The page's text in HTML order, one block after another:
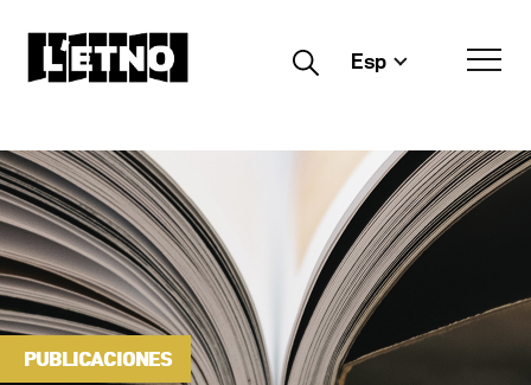
Buscar Esp
PUBLICACIONES